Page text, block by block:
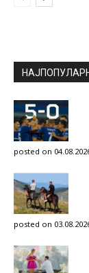
posted on
posted on